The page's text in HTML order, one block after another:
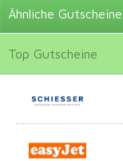
Ähnliche Gutscheine
Top Gutscheine